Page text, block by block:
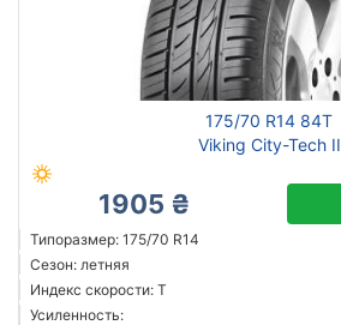
175/70 R14 84T
Viking City-Tech II
1905 ₴
Типоразмер: 175/70 R14
Сезон: летняя
Индекс скорости: T
Усиленность: